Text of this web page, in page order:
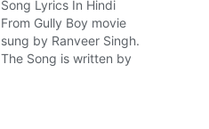
Song Lyrics In Hindi
From Gully Boy movie
sung by Ranveer Singh.
The Song is written by